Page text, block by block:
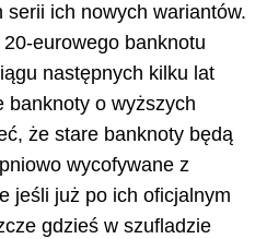
ich nowych wariantów.
eurowego banknotu
następnych kilku lat
banknoty o wyższych
że stare banknoty będą
wycofywane z
jeśli już po ich oficjalnym
gdzieś w szufladzie